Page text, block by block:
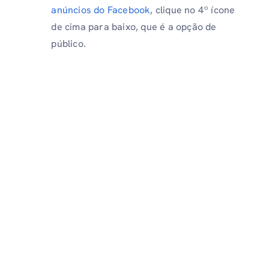
anúncios do Facebook, clique no 4º ícone
de cima para baixo, que é a opção de
público.